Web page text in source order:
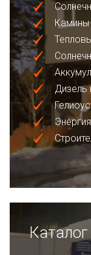
Камины
Дизель